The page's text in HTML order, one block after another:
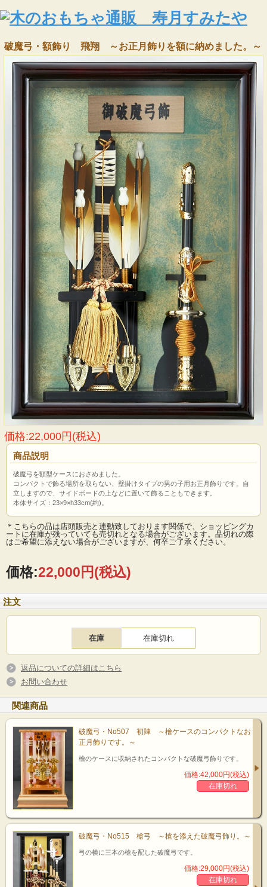
破魔弓・額飾り 飛翔 ～お正月飾りを額に納めました。～
価格:22,000円(税込)
商品説明
破魔弓を額型ケースにおさめました。
コンパクトで飾る場所を取らない、壁掛けタイプの男の子用お正月飾りです。自
立しますので、サイドボードの上などに置いて飾ることもできます。
本体サイズ：23×9×h33cm(約)。
＊こちらの品は店頭販売と連動致しております関係で、ショッピングカ
ートに在庫が残っていても売切れとなる場合がございます。品切れの際
はご希望に添えない場合がございますが、何卒ご了承ください。
価格:22,000円(税込)
注文
在庫 在庫切れ
返品についての詳細はこちら
お問い合わせ
関連商品
破魔弓・No507 初陣 ～檜ケースのコンパクトなお
正月飾りです。～
檜のケースに収納されたコンパクトな破魔弓飾りです。
価格:42,000円(税込)
在庫切れ
破魔弓・No515 槍弓 ～槍を添えた破魔弓飾り。～
弓の横に三本の槍を配した破魔弓です。
価格:29,000円(税込)
在庫切れ